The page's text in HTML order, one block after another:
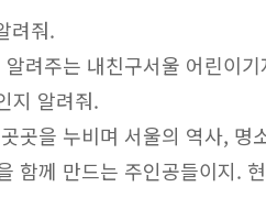
려줘.
려주는 내친구서울 어린이
지 알려줘.
곳을 누비며 서울의 역사,
함께 만드는 주인공들이지.